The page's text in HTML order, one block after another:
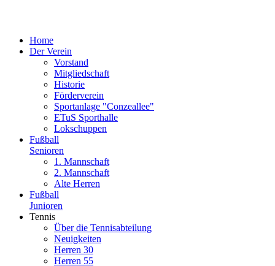
Home
Der Verein
Vorstand
Mitgliedschaft
Historie
Förderverein
Sportanlage "Conzeallee"
ETuS Sporthalle
Lokschuppen
Fußball
Senioren
1. Mannschaft
2. Mannschaft
Alte Herren
Fußball
Junioren
Tennis
Über die Tennisabteilung
Neuigkeiten
Herren 30
Herren 55